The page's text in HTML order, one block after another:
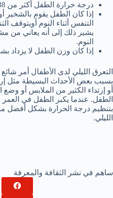
درجة حرارة الطفل أكثر من 38 درجة مئوية.
إذا كان الطفل يقوم بالشخير
التنفس أثناء النوم أويتوقف
يشير ذلك إلى أنه يعاني من
النوم.
إذا كان وزن الطفل لا يزداد
التعرق الليلي لدى الأطفال أمر
بسبب بعض الأحداث البسيطة مثل
أو إرتداء الكثير من الملابس أو
الطفل. عندما يكبر الطفل في
بتنظيم درجة الحرارة بشكل أفضل
الليلي.
ساهم في نشر الثقافة والمعرفة